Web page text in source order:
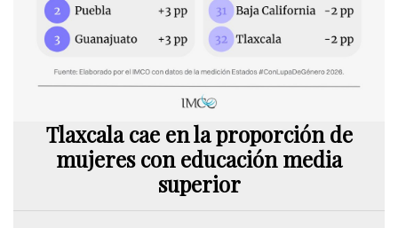
Tlaxcala cae en la proporción de
mujeres con educación media
superior